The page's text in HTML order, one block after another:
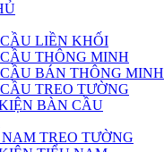
LIỀN KHỐI
THÔNG MINH
BÁN THÔNG MINH
TREO TƯỜNG
BÀN CẦU
TREO TƯỜNG